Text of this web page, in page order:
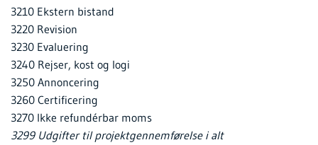
3210 Ekstern bistand
3220 Revision
3230 Evaluering
3240 Rejser, kost og logi
3250 Annoncering
3260 Certificering
3270 Ikke refundérbar moms
3299 Udgifter til projektgennemførelse i alt